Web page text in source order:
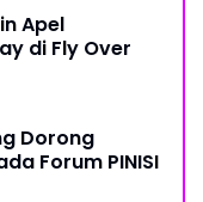
Apel
di Fly Over
Dorong
Forum PINISI